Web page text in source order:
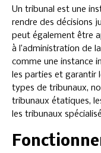
Un tribunal est une
rendre des décisions
peut également être
à l’administration de
comme une instance
les parties et garantir
types de tribunaux,
tribunaux étatiques,
les tribunaux